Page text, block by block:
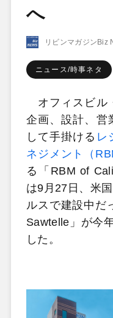
へ
リビンマガジンBiz
ニュース/時事ネタ
オフィスビル
企画、設計、営
して手掛ける レ
ネジメント（
る「RBM of
は9月27日、米
ルスで建設中だ
Sawtelle」が今
した。